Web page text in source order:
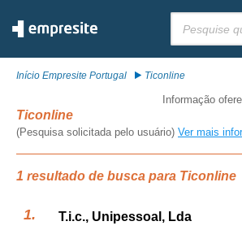
Início Empresite Portugal Ticonline
Informação
Ticonline
(Pesquisa solicitada pelo usuário) Ver mais
1 resultado de busca para Ticonline
T.i.c., Unipessoal, Lda